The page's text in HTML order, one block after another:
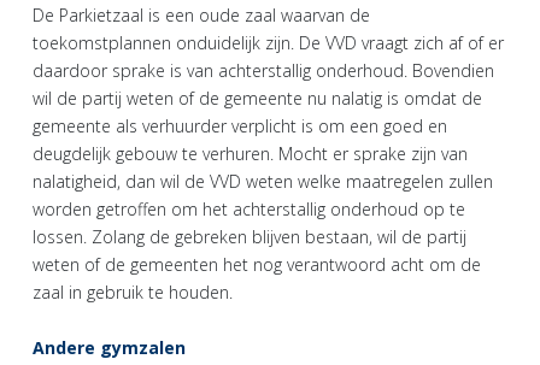
De Parkietzaal is een oude zaal waarvan de
toekomstplannen onduidelijk zijn. De VVD vraagt zich af of er
daardoor sprake is van achterstallig onderhoud. Bovendien
wil de partij weten of de gemeente nu nalatig is omdat de
gemeente als verhuurder verplicht is om een goed en
deugdelijk gebouw te verhuren. Mocht er sprake zijn van
nalatigheid, dan wil de VVD weten welke maatregelen zullen
worden getroffen om het achterstallig onderhoud op te
lossen. Zolang de gebreken blijven bestaan, wil de partij
weten of de gemeenten het nog verantwoord acht om de
zaal in gebruik te houden.
Andere gymzalen